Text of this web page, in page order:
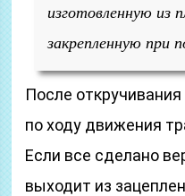
изготовленную из
закрепленную при
После
по ходу движения
Если все сделано
выходит из